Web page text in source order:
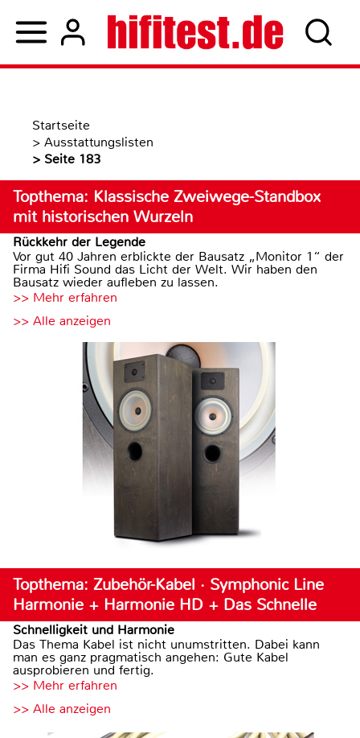
Startseite
> Ausstattungslisten
> Seite 183
Topthema: Klassische Zweiwege-Standbox
mit historischen Wurzeln
Rückkehr der Legende
Vor gut 40 Jahren erblickte der Bausatz „Monitor 1“ der
Firma Hifi Sound das Licht der Welt. Wir haben den
Bausatz wieder aufleben zu lassen.
>> Mehr erfahren
>> Alle anzeigen
Topthema: Zubehör-Kabel · Symphonic Line
Harmonie + Harmonie HD + Das Schnelle
Schnelligkeit und Harmonie
Das Thema Kabel ist nicht unumstritten. Dabei kann
man es ganz pragmatisch angehen: Gute Kabel
ausprobieren und fertig.
>> Mehr erfahren
>> Alle anzeigen